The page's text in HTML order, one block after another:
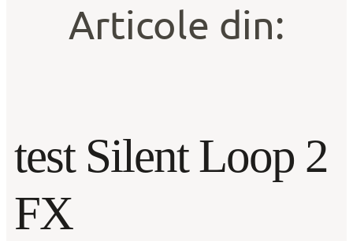
Articole din:
test Silent Loop 2
FX